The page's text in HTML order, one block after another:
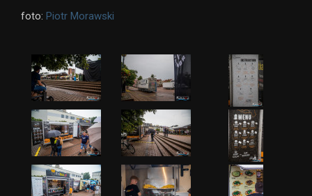
foto: Piotr Morawski